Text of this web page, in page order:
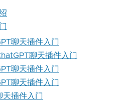
聊天插件入门
聊天插件入门
聊天插件入门
聊天插件入门
插件入门